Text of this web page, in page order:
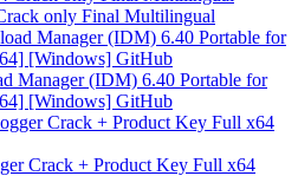
only Final Multilingual
Manager (IDM) 6.40 Portable for
[Windows] GitHub
Crack + Product Key Full x64